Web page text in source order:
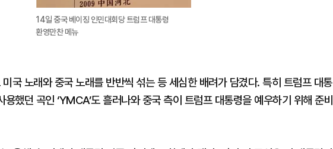
14일 중국 베이징 인민대회당 트럼프 대통령
환영만찬 메뉴
국 노래와 중국 노래를 반반씩 섞는 등 세심한 배려가 담겼다. 특히 트럼프 대통
했던 곡인 ‘YMCA’도 흘러나와 중국 측이 트럼프 대통령을 예우하기 위해 준비